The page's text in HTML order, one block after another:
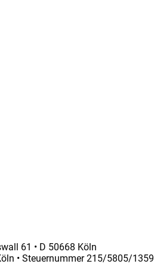
61 • D 50668 Köln
• Steuernummer 215/5805/1359